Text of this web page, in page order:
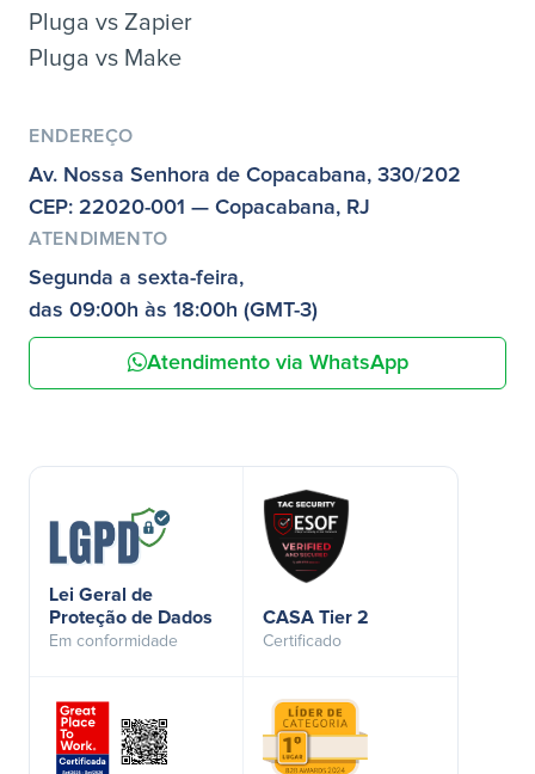
Pluga vs Zapier
Pluga vs Make
ENDEREÇO
Av. Nossa Senhora de Copacabana, 330/202
CEP: 22020-001 — Copacabana, RJ
ATENDIMENTO
Segunda a sexta-feira,
das 09:00h às 18:00h (GMT-3)
Atendimento via WhatsApp
Lei Geral de
Proteção de Dados
Em conformidade
CASA Tier 2
Certificado